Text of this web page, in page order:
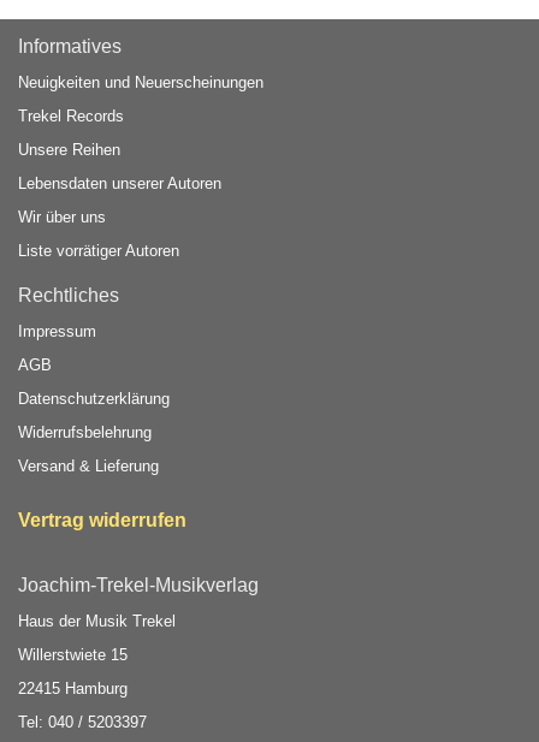
Informatives
Neuigkeiten und Neuerscheinungen
Trekel Records
Unsere Reihen
Lebensdaten unserer Autoren
Wir über uns
Liste vorrätiger Autoren
Rechtliches
Impressum
AGB
Datenschutzerklärung
Widerrufsbelehrung
Versand & Lieferung
Vertrag widerrufen
Joachim-Trekel-Musikverlag
Haus der Musik Trekel
Willerstwiete 15
22415 Hamburg
Tel: 040 / 5203397